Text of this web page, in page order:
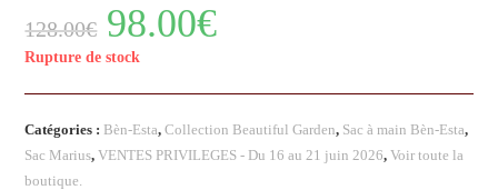
128.00€ 98.00€
Rupture de stock
Catégories : Bèn-Esta,Collection Beautiful Garden, Sac à main Bèn-Esta,
Sac Marius,VENTES PRIVILEGES - Du 16 au 21 juin 2026,Voir toute la
boutique.